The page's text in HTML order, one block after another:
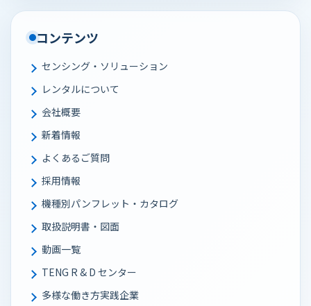
コンテンツ
センシング・ソリューション
レンタルについて
会社概要
新着情報
よくあるご質問
採用情報
機種別パンフレット・カタログ
取扱説明書・図面
動画一覧
TENG R & D センター
多様な働き⽅実践企業